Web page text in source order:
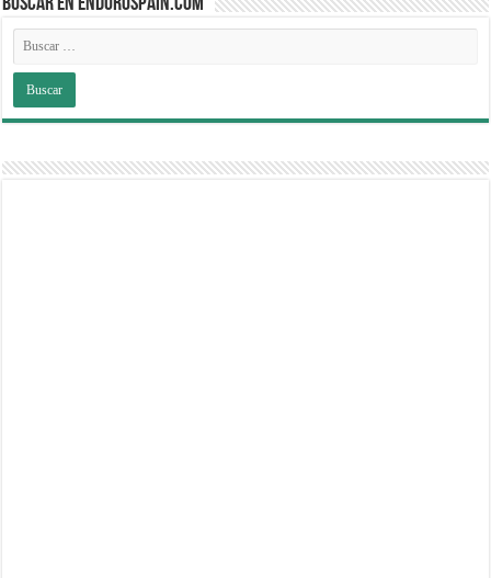
BUSCAR EN ENDUROSPAIN.COM